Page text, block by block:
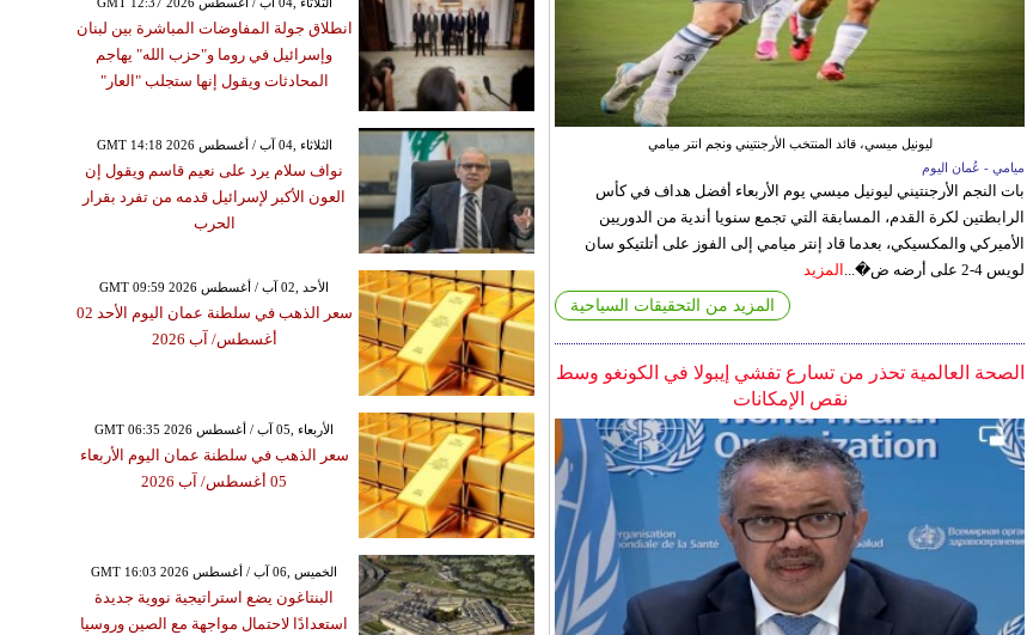
ليونيل ميسي، قائد المنتخب الأرجنتيني ونجم انتر ميامي
ميامي - عُمان اليوم
بات النجم الأرجنتيني ليونيل ميسي يوم الأربعاء أفضل هداف في كأس
الرابطتين لكرة القدم، المسابقة التي تجمع سنويا أندية من الدوريين
الأميركي والمكسيكي، بعدما قاد إنتر ميامي إلى الفوز على أتلتيكو سان
لويس 4-2 على أرضه ض�...
المزيد
المزيد من التحقيقات السياحية
الصحة العالمية تحذر من تسارع تفشي إيبولا في الكونغو وسط
نقص الإمكانات
انطلاق جولة المفاوضات المباشرة بين لبنان
وإسرائيل في روما و"حزب الله" يهاجم
المحادثات ويقول إنها ستجلب "العار"
GMT 14:18 2026 الثلاثاء ,04 آب / أغسطس
نواف سلام يرد على نعيم قاسم ويقول إن
العون الأكبر لإسرائيل قدمه من تفرد بقرار
الحرب
GMT 09:59 2026 الأحد ,02 آب / أغسطس
سعر الذهب في سلطنة عمان اليوم الأحد 02
أغسطس/ آب 2026
GMT 06:35 2026 الأربعاء ,05 آب / أغسطس
سعر الذهب في سلطنة عمان اليوم الأربعاء
05 أغسطس/ آب 2026
GMT 16:03 2026 الخميس ,06 آب / أغسطس
البنتاغون يضع استراتيجية نووية جديدة
استعدادًا لاحتمال مواجهة مع الصين وروسيا